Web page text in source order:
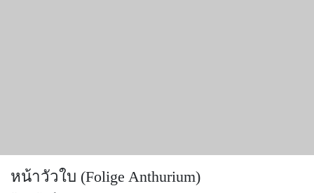
หน้าวัวใบ (Folige Anthurium)